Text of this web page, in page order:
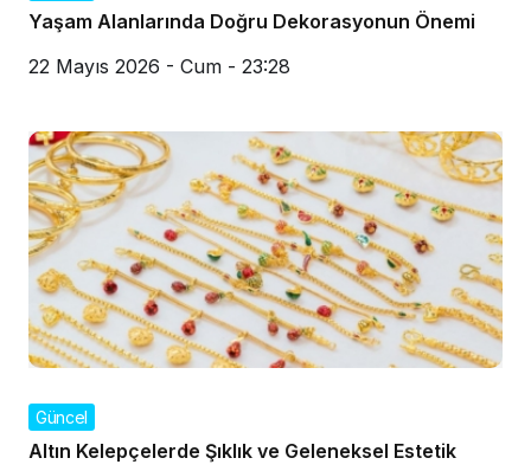
Yaşam Alanlarında Doğru Dekorasyonun Önemi
22 Mayıs 2026 - Cum - 23:28
Güncel
Altın Kelepçelerde Şıklık ve Geleneksel Estetik